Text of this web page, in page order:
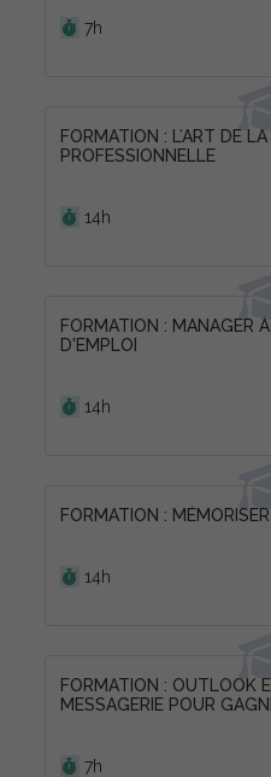
7h
FORMATION : L’ART DE
PROFESSIONNELLE
14h
FORMATION : MANAGER
D'EMPLOI
14h
FORMATION :
14h
FORMATION : OUTLOOK
MESSAGERIE POUR
7h